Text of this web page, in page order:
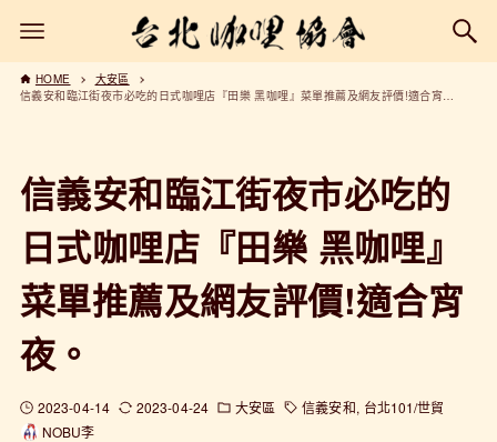
HOME
大安區
信義安和臨江街夜市必吃的日式咖哩店『田樂 黑咖哩』菜單推薦及網友評價!適合宵夜。
信義安和臨江街夜市必吃的
日式咖哩店『田樂 黑咖哩』
菜單推薦及網友評價!適合宵
夜。
2023-04-14 2023-04-24 大安區 信義安和 台北101/世貿
NOBU李